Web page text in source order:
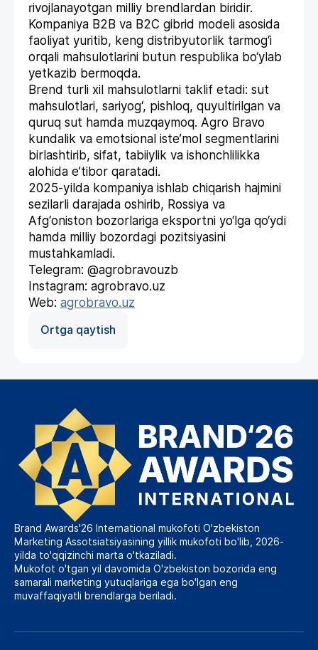
rivojlanayotgan milliy brendlardan biridir.
Kompaniya B2B va B2C gibrid modeli asosida
faoliyat yuritib, keng distribyutorlik tarmog‘i
orqali mahsulotlarini butun respublika bo‘ylab
yetkazib bermoqda.
Brend turli xil mahsulotlarni taklif etadi: sut
mahsulotlari, sariyog‘, pishloq, quyultirilgan va
quruq sut hamda muzqaymoq. Agro Bravo
kundalik va emotsional iste’mol segmentlarini
birlashtirib, sifat, tabiiylik va ishonchlilikka
alohida e’tibor qaratadi.
2025-yilda kompaniya ishlab chiqarish hajmini
sezilarli darajada oshirib, Rossiya va
Afg‘oniston bozorlariga eksportni yo‘lga qo‘ydi
hamda milliy bozordagi pozitsiyasini
mustahkamladi.
Telegram: @agrobravouzb
Instagram: agrobravo.uz
Web: agrobravo.uz
Ortga qaytish
Brand Awards'26 International mukofoti O'zbekiston
Marketing Assotsiatsiyasining yillik mukofoti bo'lib, 2026-
yilda to'qqizinchi marta o'tkaziladi.
Mukofot o'tgan yil davomida O'zbekiston bozorida eng
samarali marketing yutuqlariga ega bo'lgan eng
muvaffaqiyatli brendlarga beriladi.